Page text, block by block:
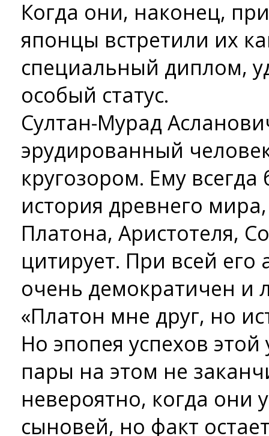
Когда они, наконец,
японцы встретили их
специальный диплом,
особый статус.
Султан-Мурад
эрудированный
кругозором. Ему
история древнего
Платона, Аристотеля,
цитирует. При всей
очень демократичен и
«Платон мне друг, но
Но эпопея успехов
пары на этом не
невероятно, когда они
сыновей, но факт